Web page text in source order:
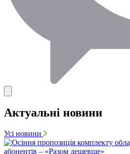
Актуальні новини
Усі новини